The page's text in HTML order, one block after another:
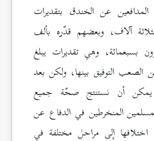
عن الخندق بتقديرات
آلاف، وبعضهم قدّره بألف
بسبعمائة، وهي تقديرات يبلغ
الصعب التوفيق بينها، ولكن بعد
يمكن أن نستنتج صحّة جميع
المنخرطين في الدفاع عن
إلى مراحل مختلفة في